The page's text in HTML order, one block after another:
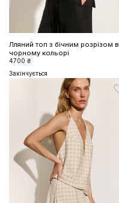
Лляний топ з бічним розрізом в
чорному кольорі
4700 ₴
Закінчується